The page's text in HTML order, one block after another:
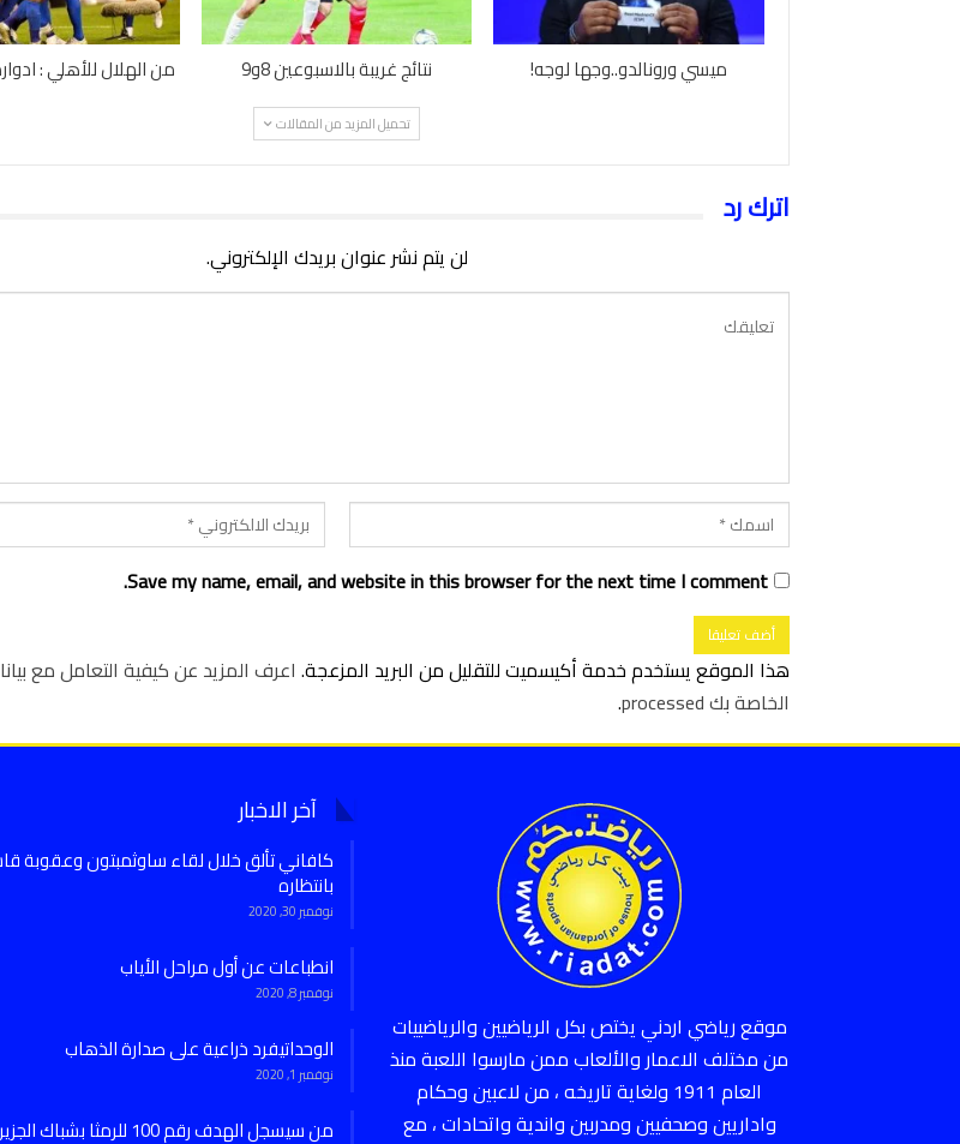
ميسي ورونالدو..وجها لوجه! نتائج غريبة بالاسبوعين 8و9 من الهلال للأهلي :
تحميل المزيد من المقالات
اترك رد
لن يتم نشر عنوان بريدك الإلكتروني.
Save my name, email, and website in this browser for the next time I comment.
هذا الموقع يستخدم خدمة أكيسميت للتقليل من البريد المزعجة.اعرف المزيد عن كيفية التعامل مع
الخاصة بك processed
.
موقع رياضي اردني يختص بكل الرياضيين والرياضييات
من مختلف الاعمار والألعاب ممن مارسوا اللعبة منذ
العام 1911 ولغاية تاريخه ، من لاعبين وحكام
واداريين وصحفيين ومدربين واندية واتحادات ، مع
آخر الاخبار
كافاني تألق خلال لقاء ساوثمبتون وعقوبة
بانتظاره
نوفمبر 30, 2020
انطباعات عن أول مراحل الأياب
نوفمبر 8, 2020
الوحداتيفرد ذراعية على صدارة الذهاب
نوفمبر 1, 2020
من سيسجل الهدف رقم 100 للرمثا بشباك الجزيرة !!